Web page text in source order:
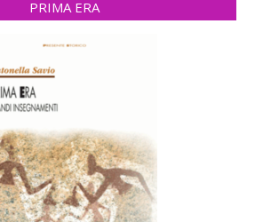
PRIMA ERA